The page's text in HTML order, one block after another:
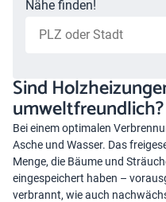
Nähe finden!
Sind
umweltfreundlich?
Bei einem optimalen
Asche und Wasser. Das
Menge, die Bäume und
eingespeichert haben –
verbrannt, wie auch